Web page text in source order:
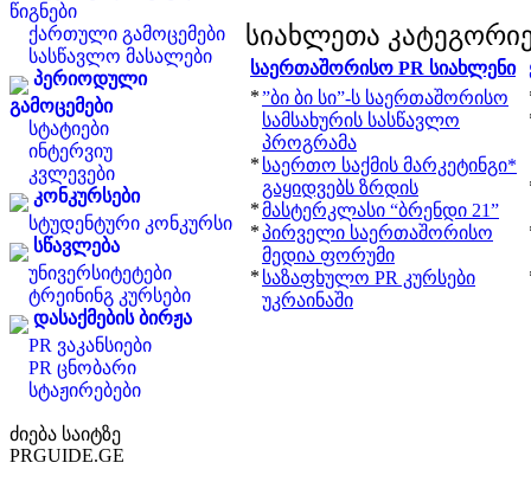
წიგნები
ქართული გამოცემები
სასწავლო მასალები
პერიოდული
გამოცემები
სტატიები
ინტერვიუ
კვლევები
კონკურსები
სტუდენტური კონკურსი
სწავლება
უნივერსიტეტები
ტრეინინგ კურსები
დასაქმების ბირჟა
PR ვაკანსიები
PR ცნობარი
სტაჟირებები
ძიება საიტზე
PRGUIDE.GE
სიახლეთა
საერთაშორისო PR სიახლენი
*”ბი ბი სი”-ს საერთაშორისო
სამსახურის სასწავლო
პროგრამა
* საერთო საქმის მარკეტინგი*
გაყიდვებს ზრდის
*მასტერკლასი “ბრენდი 21”
*პირველი საერთაშორისო
მედია ფორუმი
* საზაფხულო PR კურსები
უკრაინაში